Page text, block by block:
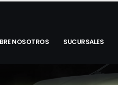
NOSOTROS SUCURSALES